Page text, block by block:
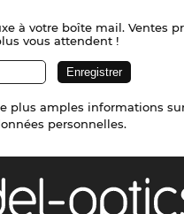
à votre boîte mail. Ventes
vous attendent !
plus amples informations
personnelles.